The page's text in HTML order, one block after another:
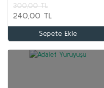
300,00 TL
240,00 TL
Sepete Ekle